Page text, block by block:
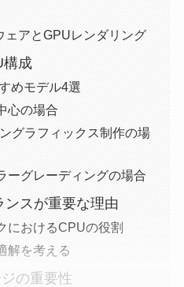
ェアとGPUレンダリング
構成
めモデル4選
心の場合
グラフィックス制作の場
ーグレーディングの場合
ンスが重要な理由
におけるCPUの役割
解を考える
の重要性